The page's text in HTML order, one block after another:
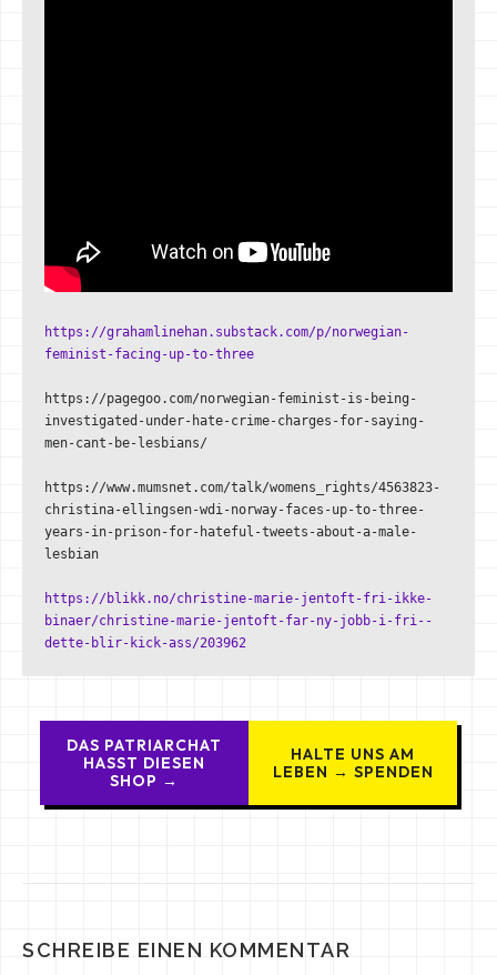
https://grahamlinehan.substack.com/p/norwegian-
feminist-facing-up-to-three
https://pagegoo.com/norwegian-feminist-is-being-
investigated-under-hate-crime-charges-for-saying-
men-cant-be-lesbians/
https://www.mumsnet.com/talk/womens_rights/4563823-
christina-ellingsen-wdi-norway-faces-up-to-three-
years-in-prison-for-hateful-tweets-about-a-male-
lesbian
https://blikk.no/christine-marie-jentoft-fri-ikke-
binaer/christine-marie-jentoft-far-ny-jobb-i-fri--
dette-blir-kick-ass/203962
DAS PATRIARCHAT
HASST DIESEN
SHOP →
HALTE UNS AM
LEBEN → SPENDEN
SCHREIBE EINEN KOMMENTAR